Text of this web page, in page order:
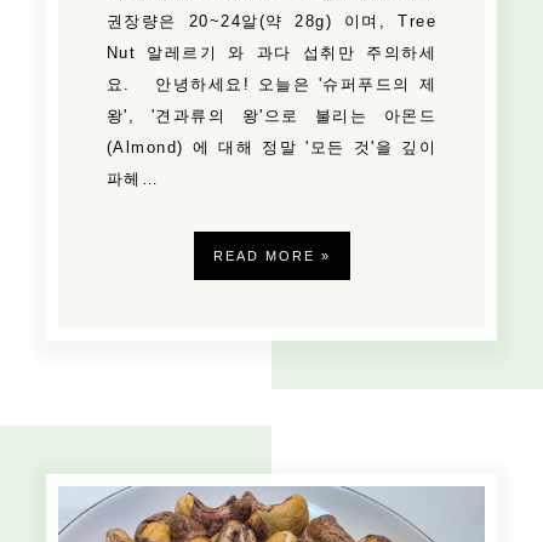
권장량은 20~24알(약 28g) 이며, Tree
Nut 알레르기 와 과다 섭취만 주의하세
요. 안녕하세요! 오늘은 '슈퍼푸드의 제
왕', '견과류의 왕'으로 불리는 아몬드
(Almond) 에 대해 정말 '모든 것'을 깊이
파헤…
READ MORE »